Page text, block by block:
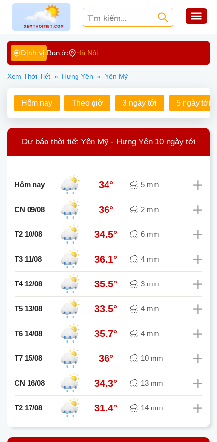
Định vị Bạn ở: Hà Nội
Xem Thời Tiết » Hưng Yên » Yên Mỹ
Hôm nay Theo giờ 3 ngày tới 5 ngày tới
Dự báo thời tiết Yên Mỹ - Hưng Yên 10 ngày tới
Hôm nay 34° 5 mm
CN 09/08 36° 2 mm
T2 10/08 34.5° 6 mm
T3 11/08 36.1° 4 mm
T4 12/08 35.5° 3 mm
T5 13/08 33.5° 4 mm
T6 14/08 35.7° 4 mm
T7 15/08 36° 10 mm
CN 16/08 34.3° 13 mm
T2 17/08 31.4° 14 mm